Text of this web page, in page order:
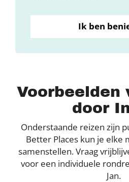
Ik ben
Voorbeelden
door
Onderstaande reizen zijn
Better Places kun je elke
samenstellen. Vraag
voor een individuele
Jan.